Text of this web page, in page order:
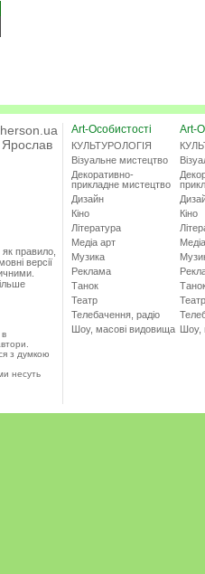
Ярослав
правило,
версії
в
з думкою
несуть
Art-Особистості
КУЛЬТУРОЛОГІЯ
Візуальне мистецтво
Декоративно-
прикладне мистецтво
Дизайн
Кіно
Література
Медіа арт
Музика
Реклама
Танок
Театр
Телебачення, радіо
Шоу, масові видовища
Art-
Кіно
Театр
Шоу,